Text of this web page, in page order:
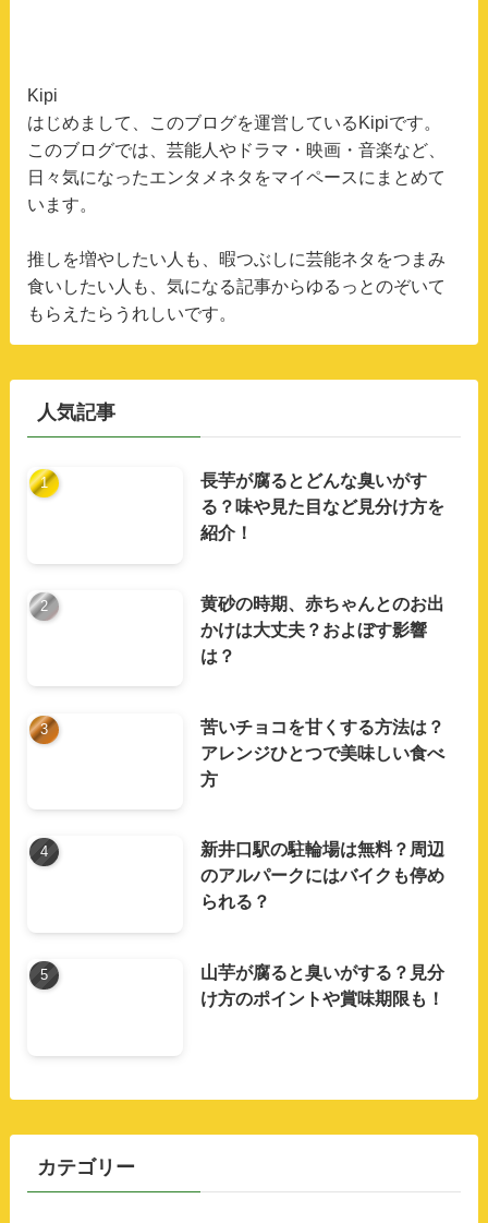
Kipi
はじめまして、このブログを運営しているKipiです。
このブログでは、芸能人やドラマ・映画・音楽など、
日々気になったエンタメネタをマイペースにまとめて
います。
推しを増やしたい人も、暇つぶしに芸能ネタをつまみ
食いしたい人も、気になる記事からゆるっとのぞいて
もらえたらうれしいです。
人気記事
長芋が腐るとどんな臭いがす
る？味や見た目など見分け方を
紹介！
黄砂の時期、赤ちゃんとのお出
かけは大丈夫？およぼす影響
は？
苦いチョコを甘くする方法は？
アレンジひとつで美味しい食べ
方
新井口駅の駐輪場は無料？周辺
のアルパークにはバイクも停め
られる？
山芋が腐ると臭いがする？見分
け方のポイントや賞味期限も！
カテゴリー